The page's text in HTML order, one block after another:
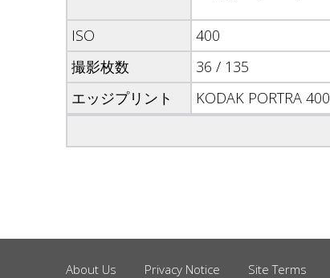
ISO
400
撮影枚数
36 / 135
エッジプリント
KODAK PORTRA 400
About Us Privacy Notice Site Terms